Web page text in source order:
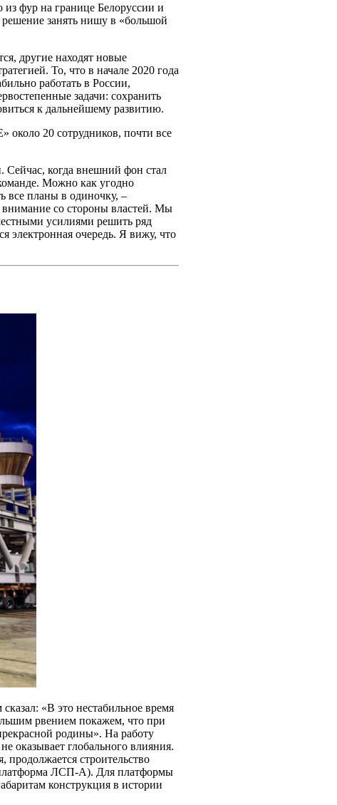
из фур на границе Белоруссии и
занять нишу в «большой
другие находят новые
То, что в начале 2020 года
работать в России,
задачи: сохранить
к дальнейшему развитию.
20 сотрудников, почти все
Сейчас, когда внешний фон стал
Можно как угодно
все планы в одиночку, –
внимание со стороны властей. Мы
усилиями решить ряд
электронная очередь. Я вижу, что
«В это нестабильное время
рвением покажем, что при
родины». На работу
оказывает глобального влияния.
строительство
ЛСП-А). Для платформы
конструкция в истории